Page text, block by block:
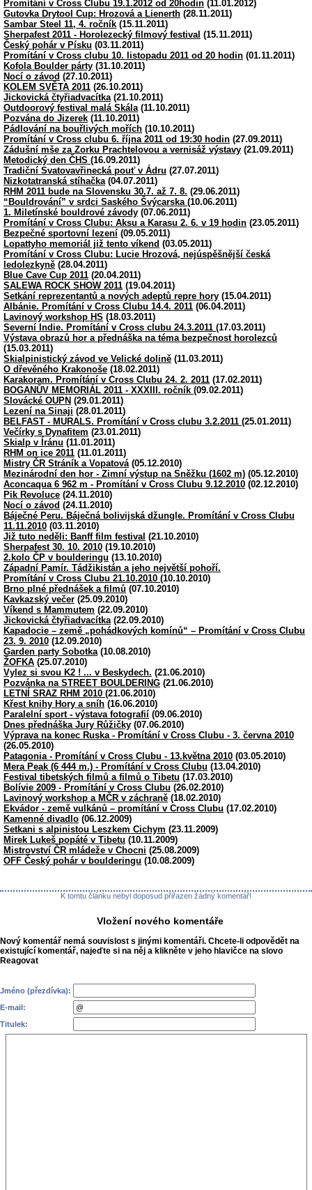
Promítání v Cross Clubu 19.1.2012 od 20hodin (11.01.2012)
Gutovka Drytool Cup: Hrozová a Lienerth (28.11.2011)
Sambar Steel 11, 4. ročník (15.11.2011)
Sherpafest 2011 - Horolezecký filmový festival (15.11.2011)
Český pohár v Písku (03.11.2011)
Promítání v Cross clubu 10. listopadu 2011 od 20 hodin (01.11.2011)
Kofola Boulder párty (31.10.2011)
Nocí o závod (27.10.2011)
KOLEM SVĚTA 2011 (26.10.2011)
Jickovická čtyřiadvacítka(21.10.2011)
Outdoorový festival malá Skála(11.10.2011)
Pozvána do Jizerek (11.10.2011)
Pádlování na bouřlivých mořích (10.10.2011)
Promítání v Cross clubu 6. října 2011 od 19:30 hodin (27.09.2011)
Zádušní mše za Zorku Prachtelovou a vernisáž výstavy (21.09.2011)
Metodický den ČHS (16.09.2011)
Tradiční Svatovavřinecká pouť v Ádru (27.07.2011)
Nizkotatranská stíhačka(04.07.2011)
RHM 2011 bude na Slovensku 30.7. až 7. 8. (29.06.2011)
“Bouldrování” v srdci Saského Švýcarska (10.06.2011)
1. Miletínské bouldrové závody (07.06.2011)
Promítání v Cross Clubu: Aksu a Karasu 2. 6. v 19 hodin (23.05.2011)
Bezpečné sportovní lezení (09.05.2011)
Lopattyho memoriál již tento víkend (03.05.2011)
Promítání v Cross Clubu: Lucie Hrozová, nejúspěšnější česká
ledolezkyně (28.04.2011)
Blue Cave Cup 2011 (20.04.2011)
SALEWA ROCK SHOW 2011 (19.04.2011)
Setkání reprezentantů a nových adeptů repre hory (15.04.2011)
Albánie. Promítání v Cross Clubu 14.4. 2011 (06.04.2011)
Lavinový workshop HS (18.03.2011)
Severní Indie. Promítání v Cross clubu 24.3.2011 (17.03.2011)
Výstava obrazů hor a přednáška na téma bezpečnost horolezců
(15.03.2011)
Skialpinistický závod ve Velické dolině (11.03.2011)
O dřevěného Krakonoše (18.02.2011)
Karakoram. Promítání v Cross Clubu 24. 2. 2011 (17.02.2011)
BOGANŮV MEMORIÁL 2011 - XXXIII. ročník (09.02.2011)
Slovácké OUPN (29.01.2011)
Lezení na Sinaji (28.01.2011)
BELFAST - MURALS. Promítání v Cross clubu 3.2.2011 (25.01.2011)
Večírky s Dynafitem (23.01.2011)
Skialp v Íránu (11.01.2011)
RHM on ice 2011 (11.01.2011)
Mistry ČR Stráník a Vopatová(05.12.2010)
Mezinárodní den hor - Zimní výstup na Sněžku (1602 m) (05.12.2010)
Aconcaqua 6 962 m - Promítání v Cross Clubu 9.12.2010 (02.12.2010)
Pik Revoluce (24.11.2010)
Nocí o závod (24.11.2010)
Báječné Peru. Báječná bolivijská džungle. Promítání v Cross Clubu
11.11.2010 (03.11.2010)
Již tuto neděli: Banff film festival (21.10.2010)
Sherpafest 30. 10. 2010 (19.10.2010)
2.kolo ČP v boulderingu (13.10.2010)
Západní Pamír. Tádžikistán a jeho největší pohoří.
Promítání v Cross Clubu 21.10.2010 (10.10.2010)
Brno plné přednášek a filmů (07.10.2010)
Kavkazský večer (25.09.2010)
Víkend s Mammutem (22.09.2010)
Jickovická čtyřiadvacítka(22.09.2010)
Kapadocie – země „pohádkových komínů“ – Promítání v Cross Clubu
23. 9. 2010 (12.09.2010)
Garden party Sobotka(10.08.2010)
ŽOFKA (25.07.2010)
Vylez si svou K2 ! ... v Beskydech. (21.06.2010)
Pozvánka na STREET BOULDERING (21.06.2010)
LETNÍ SRAZ RHM 2010 (21.06.2010)
Křest knihy Hory a sníh (16.06.2010)
Paralelní sport - výstava fotografií (09.06.2010)
Dnes přednáška Jury Růžičky (07.06.2010)
Výprava na konec Ruska - Promítání v Cross Clubu - 3. června 2010
(26.05.2010)
Patagonia - Promítání v Cross Clubu - 13.května 2010 (03.05.2010)
Mera Peak (6 444 m.) - Promítání v Cross Clubu (13.04.2010)
Festival tibetských filmů a filmů o Tibetu (17.03.2010)
Bolívie 2009 - Promítání v Cross Clubu (26.02.2010)
Lavinový workshop a MČR v záchraně (18.02.2010)
Ekvádor - země vulkánů – promítání v Cross Clubu (17.02.2010)
Kamenné divadlo (06.12.2009)
Setkani s alpinistou Leszkem Cichym (23.11.2009)
Mirek Lukeš popáté v Tibetu (10.11.2009)
Mistrovství ČR mládeže v Chocni (25.08.2009)
OFF Český pohár v boulderingu (10.08.2009)
K tomtu článku nebyl doposud přiřazen žádný komentář!
Vložení nového komentáře
Nový komentář nemá souvislost s jinými komentáři. Chcete-li odpovědět na
existující komentář, najeďte si na něj a klikněte v jeho hlavičce na slovo
Reagovat
Jméno (přezdívka):
E-mail:
Titulek: